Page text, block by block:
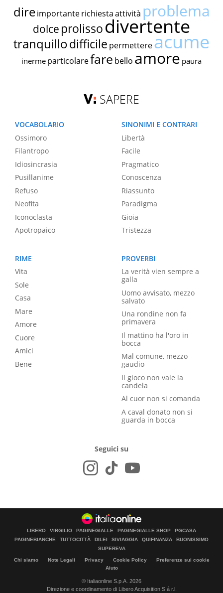
dire importante richiestaattività problema
dolce prolissodivertente
tranquillodifficile permettereacume
inerme particolarefare bello amore paura
SAPERE
VOCABOLARIO
Ossimoro
Filantropo
Idiosincrasia
Pusillanime
Refuso
Neofita
Iconoclasta
Apotropaico
SINONIMI E CONTRARI
Libertà
Facile
Pragmatico
Conoscenza
Riassunto
Paradigma
Gioia
Tristezza
RIME
Vita
Sole
Casa
Mare
Amore
Cuore
Amici
Bene
PROVERBI
La verità vien sempre a
galla
Uomo avvisato, mezzo
salvato
Una rondine non fa
primavera
Il mattino ha l'oro in
bocca
Mal comune, mezzo
gaudio
Il gioco non vale la
candela
Al cuor non si comanda
A caval donato non si
guarda in bocca
Seguici su
LIBERO VIRGILIO PAGINEGIALLE PAGINEGIALLE SHOP
PGCASA
PAGINEBIANCHE
TUTTOCITTÀ DILEI SIVIAGGIA QUIFINANZA
BUONISSIMO
SUPEREVA
Chi siamo Note Legali Privacy Cookie Policy
Preferenze sui cookie
Aiuto
© Italiaonline S.p.A. 2026
Direzione e coordinamento di Libero Acquisition S.á r.l.